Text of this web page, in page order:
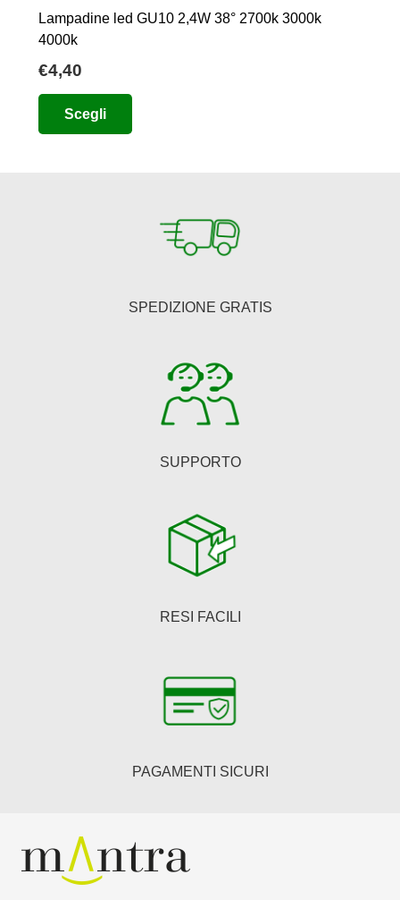
Lampadine led GU10 2,4W 38° 2700k 3000k
4000k
€4,40
Scegli
opzioni
pagina
prodotto
SPEDIZIONE GRATIS
SUPPORTO
RESI FACILI
PAGAMENTI SICURI